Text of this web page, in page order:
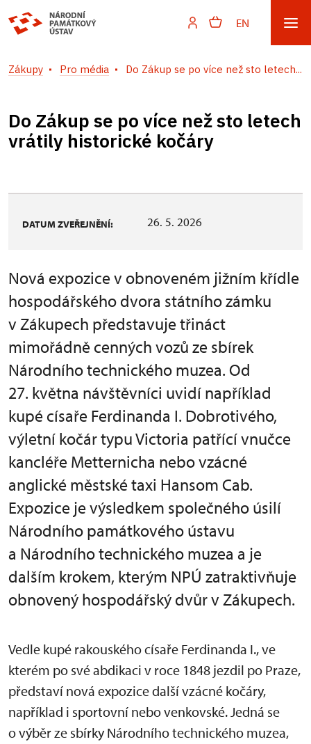
EN
Zákupy Pro média Do Zákup se po více než sto letech...
Do Zákup se po více než sto letech
vrátily historické kočáry
DATUM ZVEŘEJNĚNÍ: 26. 5. 2026
Nová expozice v obnoveném jižním křídle
hospodářského dvora státního zámku
v Zákupech představuje třináct
mimořádně cenných vozů ze sbírek
Národního technického muzea. Od
27. května návštěvníci uvidí například
kupé císaře Ferdinanda I. Dobrotivého,
výletní kočár typu Victoria patřící vnučce
kancléře Metternicha nebo vzácné
anglické městské taxi Hansom Cab.
Expozice je výsledkem společného úsilí
Národního památkového ústavu
a Národního technického muzea a je
dalším krokem, kterým NPÚ zatraktivňuje
obnovený hospodářský dvůr v Zákupech.
Vedle kupé rakouského císaře Ferdinanda I., ve
kterém po své abdikaci v roce 1848 jezdil po Praze,
představí nová expozice další vzácné kočáry,
například i sportovní nebo venkovské. Jedná se
o výběr ze sbírky Národního technického muzea,